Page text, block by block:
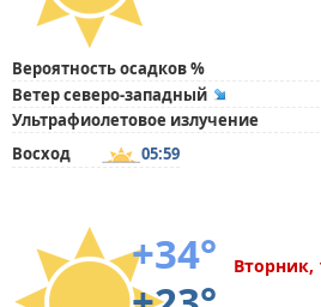
Вероятность осадков %
Ветер северо-западный
Ультрафиолетовое излучение
Восход
05:59
+34°
Вторник,